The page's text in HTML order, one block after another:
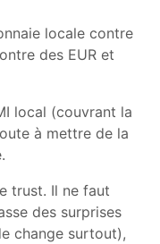
locale contre
des EUR et
local (couvrant la
à mettre de la
trust. Il ne faut
des surprises
change surtout),